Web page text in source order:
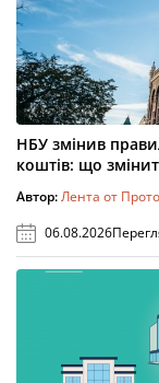
НБУ змінив
коштів: що
Автор:Лента от
06.08.2026